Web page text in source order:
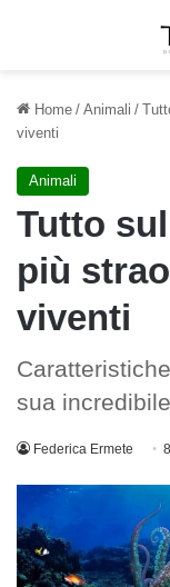
Home / Animali /
viventi
Animali
Tutto
più
viventi
sua
Federica Ermete